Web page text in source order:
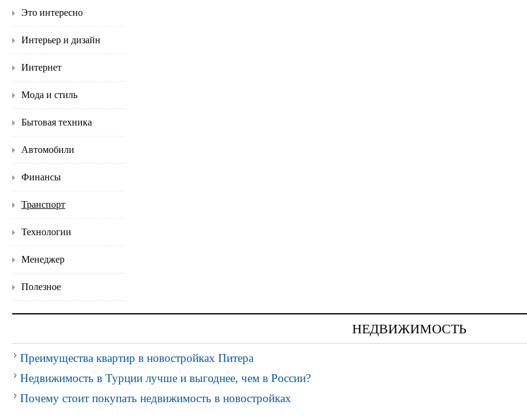
Это интересно
Интерьер и дизайн
Интернет
Мода и стиль
Бытовая техника
Автомобили
Финансы
Транспорт
Технологии
Менеджер
Полезное
НЕДВИЖИМОСТЬ
Преимущества квартир в новостройках Питера
Недвижимость в Турции лучше и выгоднее, чем в России?
Почему стоит покупать недвижимость в новостройках